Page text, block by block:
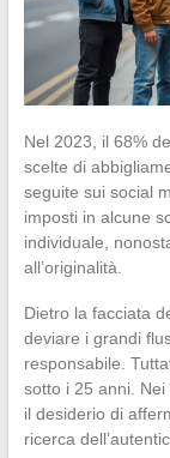
Nel 2023, il 68%
scelte di
seguite sui social
imposti in alcune
individuale,
all’originalità.
Dietro la facciata
deviare i grandi
responsabile.
sotto i 25 anni.
il desiderio di
ricerca